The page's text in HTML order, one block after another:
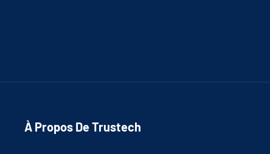
À Propos De Trustech